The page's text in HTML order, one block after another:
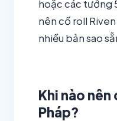
hoặc các tướng
nên cố roll
nhiều bản sao
Khi nào nên
Pháp?